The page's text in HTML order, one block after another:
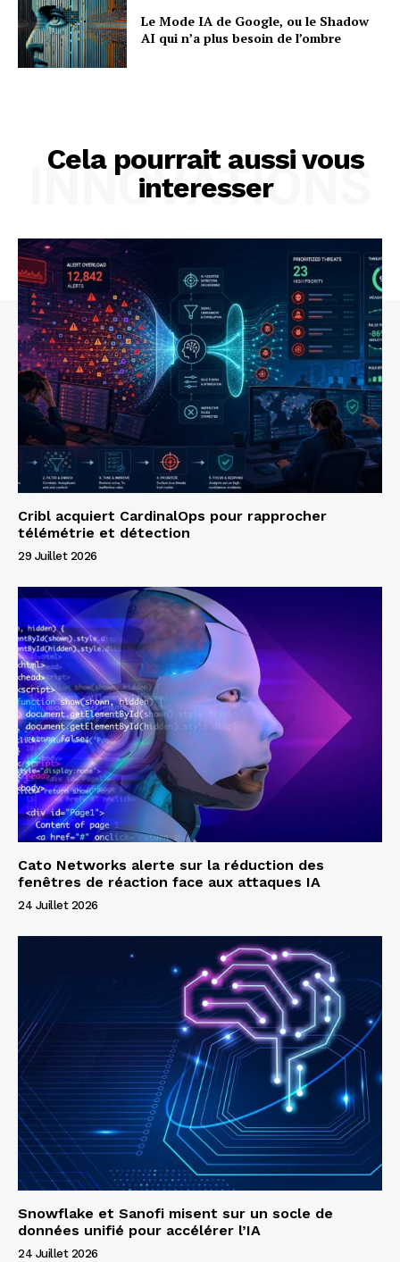
Le Mode IA de Google, ou le Shadow
AI qui n’a plus besoin de l’ombre
Cela pourrait aussi vous
interesser
INNOVATIONS
Cribl acquiert CardinalOps pour rapprocher
télémétrie et détection
29 Juillet 2026
Cato Networks alerte sur la réduction des
fenêtres de réaction face aux attaques IA
24 Juillet 2026
Snowflake et Sanofi misent sur un socle de
données unifié pour accélérer l’IA
24 Juillet 2026